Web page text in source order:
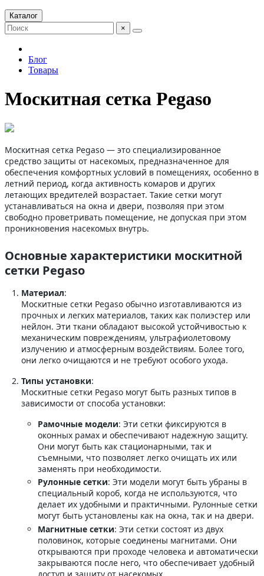
Каталог
×
Блог
Товары
⁠Москитная сетка Pegaso
Москитная сетка Pegaso — это специализированное
средство защиты от насекомых, предназначенное для
обеспечения комфортных условий в помещениях, особенно в
летний период, когда активность комаров и других
летающих вредителей возрастает. Такие сетки могут
устанавливаться на окна и двери, позволяя при этом
свободно проветривать помещение, не допуская при этом
проникновения насекомых внутрь.
Основные характеристики москитной
сетки Pegaso
Материал:
Москитные сетки Pegaso обычно изготавливаются из
прочных и легких материалов, таких как полиэстер или
нейлон. Эти ткани обладают высокой устойчивостью к
механическим повреждениям, ультрафиолетовому
излучению и атмосферным воздействиям. Более того,
они легко очищаются и не требуют особого ухода.
Типы установки:
Москитные сетки Pegaso могут быть разных типов в
зависимости от способа установки:
Рамочные модели: Эти сетки фиксируются в
оконных рамах и обеспечивают надежную защиту.
Они могут быть как стационарными, так и
съемными, что позволяет легко очищать их или
заменять при необходимости.
Рулонные сетки: Эти модели могут быть убраны в
специальный короб, когда не используются, что
делает их удобными и практичными. Рулонные сетки
могут быть установлены как на окна, так и на двери.
Магнитные сетки: Эти сетки состоят из двух
половинок, которые соединены магнитами. Они
открываются при проходе человека и автоматически
закрываются после него, что обеспечивает удобный